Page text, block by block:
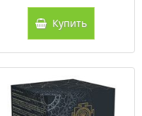
Купить